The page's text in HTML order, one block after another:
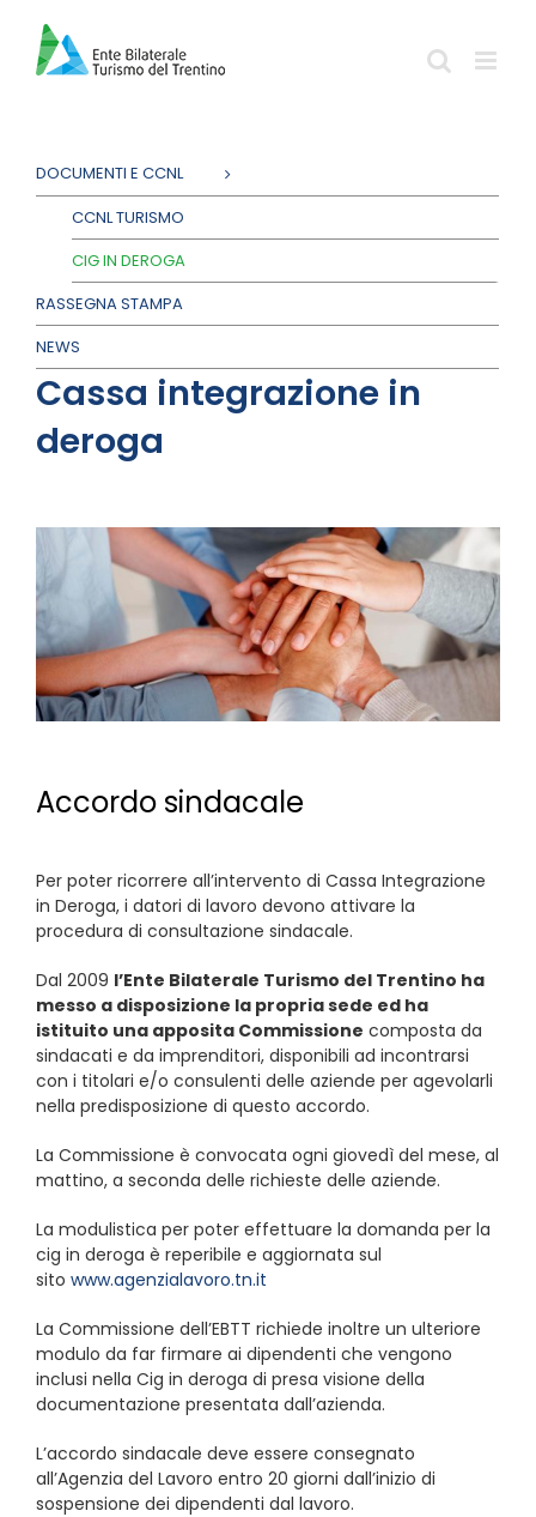
contenuto
DOCUMENTI E CCNL
CCNL TURISMO
CIG IN DEROGA
RASSEGNA STAMPA
NEWS
Cassa integrazione in
deroga
Accordo sindacale
Per poter ricorrere all’intervento di Cassa Integrazione
in Deroga, i datori di lavoro devono attivare la
procedura di consultazione sindacale.
Dal 2009 l’Ente Bilaterale Turismo del Trentino ha
messo a disposizione la propria sede ed ha
istituito una apposita Commissione composta da
sindacati e da imprenditori, disponibili ad incontrarsi
con i titolari e/o consulenti delle aziende per agevolarli
nella predisposizione di questo accordo.
La Commissione è convocata ogni giovedì del mese, al
mattino, a seconda delle richieste delle aziende.
La modulistica per poter effettuare la domanda per la
cig in deroga è reperibile e aggiornata sul
sito www.agenzialavoro.tn.it
La Commissione dell’EBTT richiede inoltre un ulteriore
modulo da far firmare ai dipendenti che vengono
inclusi nella Cig in deroga di presa visione della
documentazione presentata dall’azienda.
L’accordo sindacale deve essere consegnato
all’Agenzia del Lavoro entro 20 giorni dall’inizio di
sospensione dei dipendenti dal lavoro.